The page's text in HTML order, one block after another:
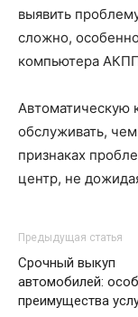
выявить
сложно,
компьютера
Автоматическую
обслуживать,
признаках
центр, не
Предыдущая статья
Срочный выкуп
автомобилей:
преимущества